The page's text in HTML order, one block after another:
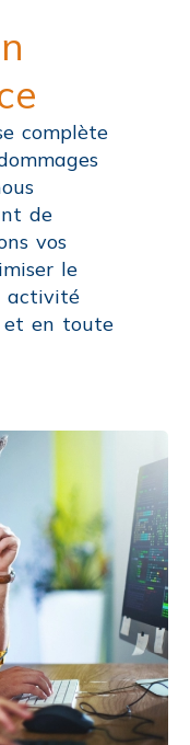
complète
de
vos
le
activité
et en toute